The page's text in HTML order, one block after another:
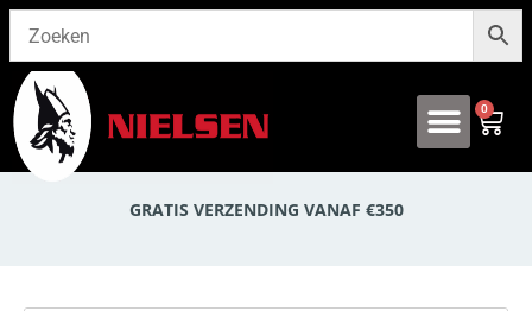
0
GRATIS VERZENDING VANAF €350